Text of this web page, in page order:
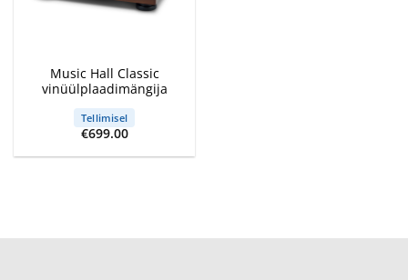
Music Hall Classic
vinüülplaadimängija
Tellimisel
€699.00